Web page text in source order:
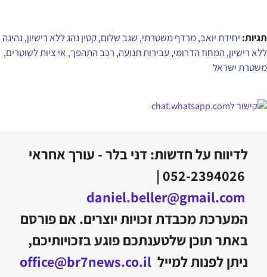
תגיות: יחידת יואב,מרדף משטרתי, שגב שלום,קטין נהג ללא רישיון, נהיגה
ללא רישיון,המחוז הדרומי, עבירות תנועה, רכב התהפך, אי ציות לשוטרים,
משטרת ישראל
לדיווח על חדשות: דני בלר - עורך אחראי
052-2394026 |
daniel.beller@gmail.com
המערכת מכבדת זכויות יוצרים. אם פורסם
באתר תוכן שלטענתכם פוגע בזכויותיכם,
ניתן לפנות למייל office@br7news.co.il